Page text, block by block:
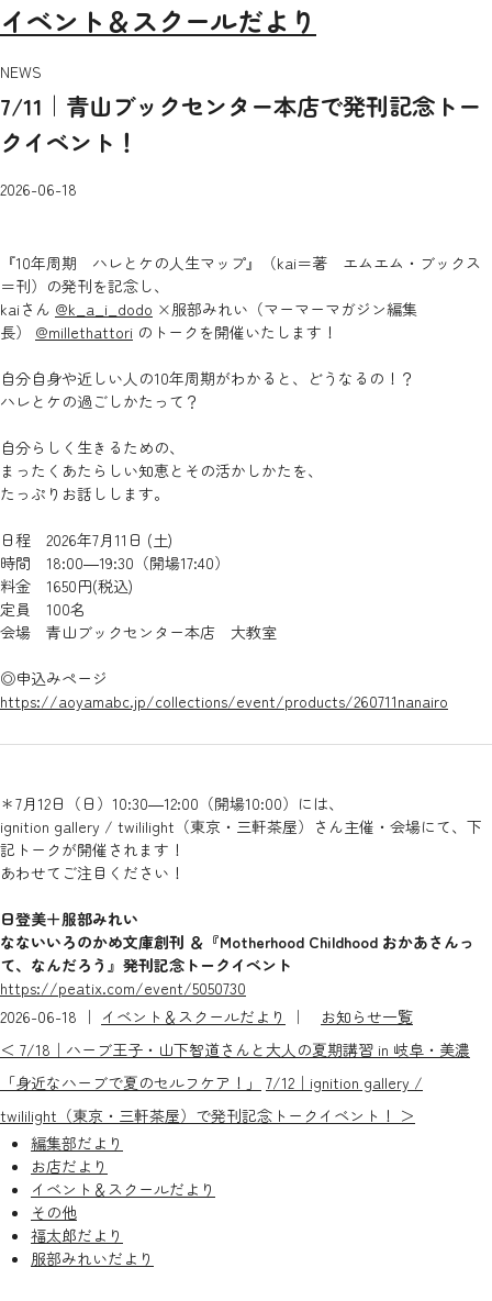
イベント＆スクールだより
NEWS
7/11｜青山ブックセンター本店で発刊記念トー
クイベント！
2026-06-18
『10年周期 ハレとケの人生マップ』（kai＝著 エムエム・ブックス
＝刊）の発刊を記念し、
kaiさん @k_a_i_dodo ×服部みれい（マーマーマガジン編集
長） @millethattori のトークを開催いたします！
自分自身や近しい人の10年周期がわかると、どうなるの！？
ハレとケの過ごしかたって？
自分らしく生きるための、
まったくあたらしい知恵とその活かしかたを、
たっぷりお話しします。
日程 2026年7月11日 (土)
時間 18:00―19:30（開場17:40）
料金 1650円(税込)
定員 100名
会場 青山ブックセンター本店 大教室
◎申込みページ
https://aoyamabc.jp/collections/event/products/260711nanairo
＊7月12日（日）10:30―12:00（開場10:00）には、
ignition gallery / twililight（東京・三軒茶屋）さん主催・会場にて、下
記トークが開催されます！
あわせてご注目ください！
日登美＋服部みれい
なないいろのかめ文庫創刊 ＆『Motherhood Childhood おかあさんっ
て、なんだろう』 発刊記念トークイベント
https://peatix.com/event/5050730
2026-06-18 ｜ イベント＆スクールだより ｜ お知らせ一覧
＜ 7/18｜ハーブ王子・山下智道さんと大人の夏期講習 in 岐阜・美濃
「身近なハーブで夏のセルフケア！」
7/12｜ignition gallery /
twililight（東京・三軒茶屋）で発刊記念トークイベント！ ＞
編集部だより
お店だより
イベント＆スクールだより
その他
福太郎だより
服部みれいだより